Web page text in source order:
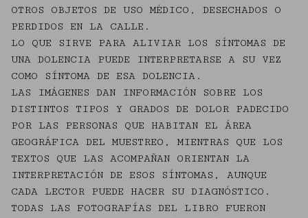
OTROS OBJETOS DE USO MÉDICO, DESECHADOS O
PERDIDOS EN LA CALLE.
LO QUE SIRVE PARA ALIVIAR LOS SÍNTOMAS DE
UNA DOLENCIA PUEDE INTERPRETARSE A SU VEZ
COMO SÍNTOMA DE ESA DOLENCIA.
LAS IMÁGENES DAN INFORMACIÓN SOBRE LOS
DISTINTOS TIPOS Y GRADOS DE DOLOR PADECIDO
POR LAS PERSONAS QUE HABITAN EL ÁREA
GEOGRÁFICA DEL MUESTREO, MIENTRAS QUE LOS
TEXTOS QUE LAS ACOMPAÑAN ORIENTAN LA
INTERPRETACIÓN DE ESOS SÍNTOMAS, AUNQUE
CADA LECTOR PUEDE HACER SU DIAGNÓSTICO.
TODAS LAS FOTOGRAFÍAS DEL LIBRO FUERON